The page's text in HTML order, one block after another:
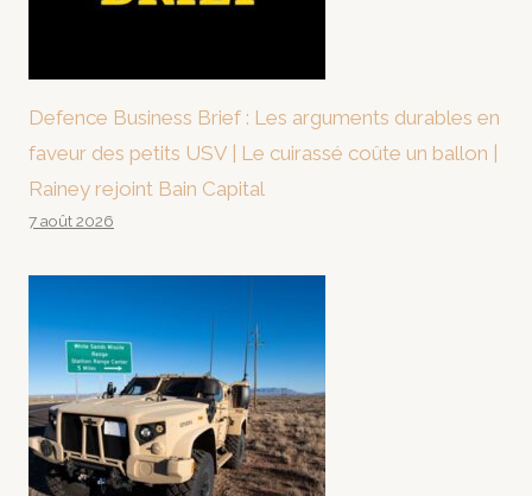
Defence Business Brief : Les arguments durables en
faveur des petits USV | Le cuirassé coûte un ballon |
Rainey rejoint Bain Capital
7 août 2026